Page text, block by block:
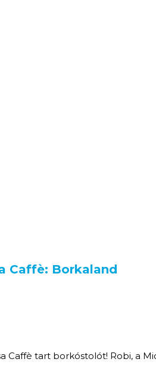
Caffè: Borkaland
Caffè tart borkóstolót! Robi, a